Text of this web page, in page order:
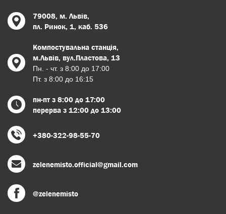
79008, м. Львів,
пл. Ринок, 1, каб. 536
Компостувальна станція,
м.Львів, вул.Пластова, 13
Пн. - чт. з 8:00 до 17:00
Пт. з 8:00 до 16:15
пн-пт з 8:00 до 17:00
перерва з 12:00 до 13:00
+380-322-98-55-70
zelenemisto.official@gmail.com
@zelenemisto